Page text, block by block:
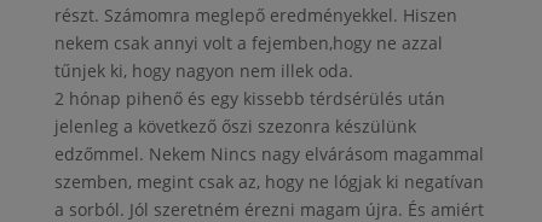
részt. Számomra meglepő eredményekkel. Hiszen
nekem csak annyi volt a fejemben,hogy ne azzal
tűnjek ki, hogy nagyon nem illek oda.
2 hónap pihenő és egy kissebb térdsérülés után
jelenleg a következő őszi szezonra készülünk
edzőmmel. Nekem Nincs nagy elvárásom magammal
szemben, megint csak az, hogy ne lógjak ki negatívan
a sorból. Jól szeretném érezni magam újra. És amiért